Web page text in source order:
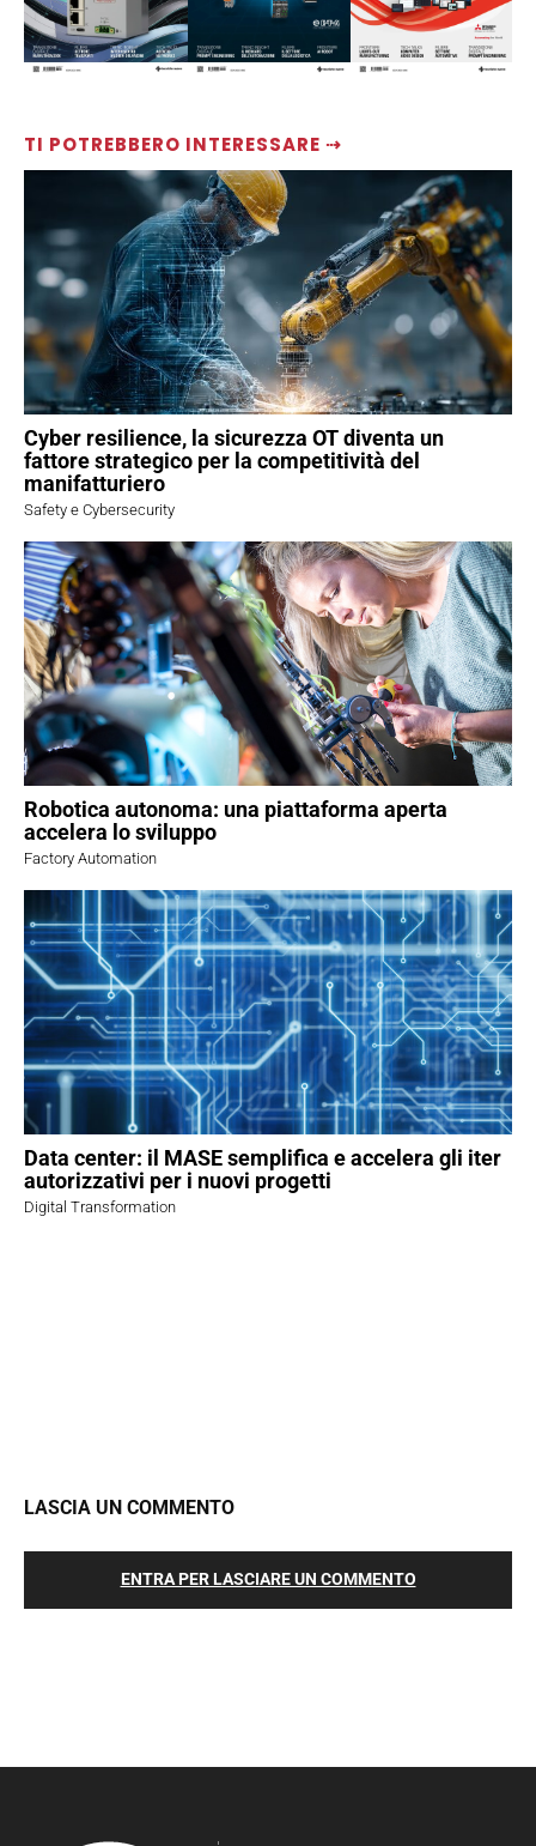
TI POTREBBERO INTERESSARE ⇢
Cyber resilience, la sicurezza OT diventa un
fattore strategico per la competitività del
manifatturiero
Safety e Cybersecurity
Robotica autonoma: una piattaforma aperta
accelera lo sviluppo
Factory Automation
Data center: il MASE semplifica e accelera gli iter
autorizzativi per i nuovi progetti
Digital Transformation
LASCIA UN COMMENTO
ENTRA PER LASCIARE UN COMMENTO